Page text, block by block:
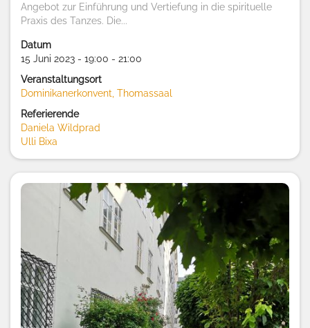
Angebot zur Einführung und Vertiefung in die spirituelle
Praxis des Tanzes. Die...
Datum
15 Juni 2023 - 19:00 - 21:00
Veranstaltungsort
Dominikanerkonvent, Thomassaal
Referierende
Daniela Wildprad
Ulli Bixa